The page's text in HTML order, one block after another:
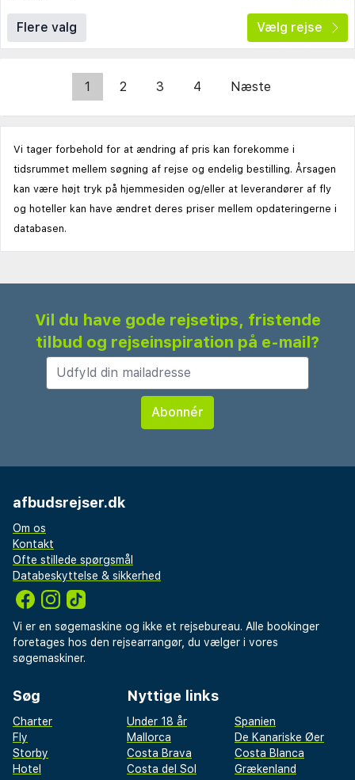
Flere valg Vælg rejse
1 2 3 4 Næste
Vi tager forbehold for at ændring af pris kan forekomme i
tidsrummet mellem søgning af rejse og endelig bestilling. Årsagen
kan være højt tryk på hjemmesiden og/eller at leverandører af fly
og hoteller kan have ændret deres priser mellem opdateringerne i
databasen.
Vil du have gode rejsetips, fristende
tilbud og rejseinspiration på e-mail?
afbudsrejser.dk
Om os
Kontakt
Ofte stillede spørgsmål
Databeskyttelse & sikkerhed
Vi er en søgemaskine og ikke et rejsebureau. Alle bookinger
foretages hos den rejsearrangør, du vælger i vores
søgemaskiner.
Søg
Charter
Fly
Storby
Hotel
Nyttige links
Under 18 år
Spanien
Mallorca
De Kanariske Øer
Costa Brava
Costa Blanca
Costa del Sol
Grækenland